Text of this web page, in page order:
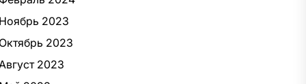
Ноябрь 2023
Октябрь 2023
2023